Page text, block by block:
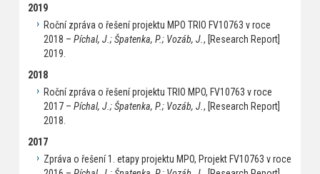
2019
Roční zpráva o řešení projektu MPO TRIO FV10763 v roce
2018 – Píchal, J.; Špatenka, P.; Vozáb, J., [Research Report]
2019.
2018
Roční zpráva o řešení projektu TRIO MPO, FV10763 v roce
2017 – Píchal, J.; Špatenka, P.; Vozáb, J., [Research Report]
2018.
2017
Zpráva o řešení 1. etapy projektu MPO, Projekt FV10763 v roce